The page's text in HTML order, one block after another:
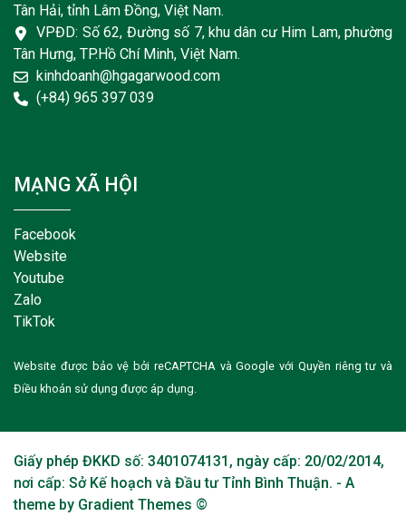
Tân Hải, tỉnh Lâm Đồng, Việt Nam.
VPĐD: Số 62, Đường số 7, khu dân cư Him Lam, phường
Tân Hưng, TP.Hồ Chí Minh, Việt Nam.
kinhdoanh@hgagarwood.com
(+84) 965 397 039
MẠNG XÃ HỘI
Facebook
Website
Youtube
Zalo
TikTok
Website được bảo vệ bởi reCAPTCHA và Google với Quyền riêng tư và
Điều khoản sử dụng được áp dụng.
Giấy phép ĐKKD số: 3401074131, ngày cấp: 20/02/2014,
nơi cấp: Sở Kế hoạch và Đầu tư Tỉnh Bình Thuận. - A
theme by Gradient Themes ©